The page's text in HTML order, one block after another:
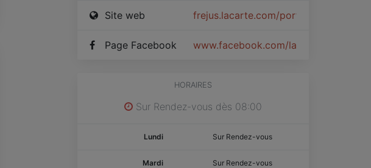
frejus.lacarte.com/portal/
Site web
www.facebook.com/lacartefrejus
Page Facebook
HORAIRES
Sur Rendez-vous dès 08:00
Lundi Sur Rendez-vous
Mardi Sur Rendez-vous